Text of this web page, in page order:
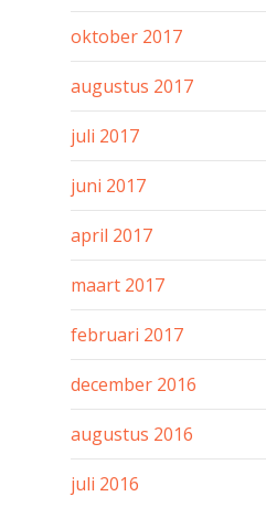
oktober 2017
augustus 2017
juli 2017
juni 2017
april 2017
maart 2017
februari 2017
december 2016
augustus 2016
juli 2016